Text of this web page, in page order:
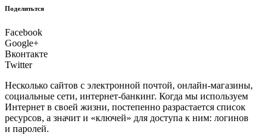
Поделитьтся
Facebook
Google+
Вконтакте
Twitter
Несколь­ко сай­тов с элек­трон­ной поч­той, онлайн-мага­зи­ны,
соци­аль­ные сети, интер­нет-бан­кинг. Когда мы исполь­зу­ем
Интер­нет в сво­ей жиз­ни, посте­пен­но раз­рас­та­ет­ся спи­сок
ресур­сов, а зна­чит и «клю­чей» для досту­па к ним: логи­нов
и паролей.